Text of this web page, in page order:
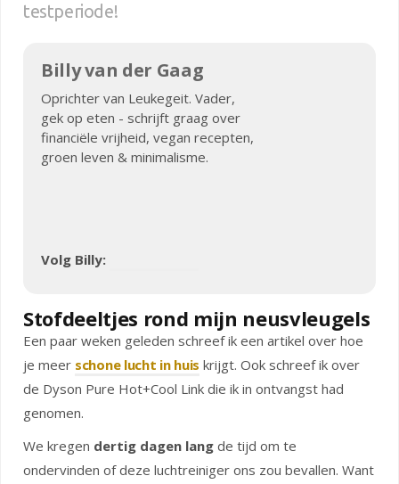
testperiode!
Billy van der Gaag
Oprichter van Leukegeit. Vader,
gek op eten - schrijft graag over
financiële vrijheid, vegan recepten,
groen leven & minimalisme.
Volg Billy:
Stofdeeltjes rond mijn neusvleugels
Een paar weken geleden schreef ik een artikel over hoe
je meer schone lucht in huis krijgt. Ook schreef ik over
de Dyson Pure Hot+Cool Link die ik in ontvangst had
genomen.
We kregen dertig dagen lang de tijd om te
ondervinden of deze luchtreiniger ons zou bevallen. Want